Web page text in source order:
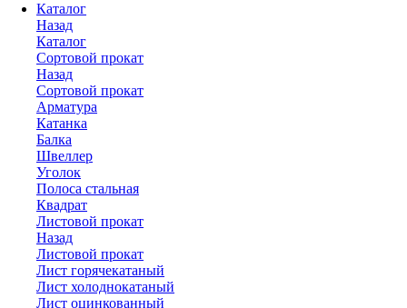
Каталог
Назад
Каталог
Сортовой прокат
Назад
Сортовой прокат
Арматура
Катанка
Балка
Швеллер
Уголок
Полоса стальная
Квадрат
Листовой прокат
Назад
Листовой прокат
Лист горячекатаный
Лист холоднокатаный
Лист оцинкованный